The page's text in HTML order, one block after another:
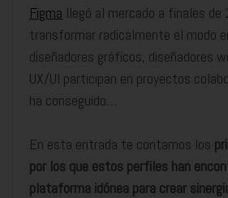
Figma llegó al mercado a finales de
transformar radicalmente el modo
diseñadores gráficos, diseñadores
UX/UI participan en proyectos
ha conseguido…
En esta entrada te contamos los
por los que estos perfiles han
plataforma idónea para crear